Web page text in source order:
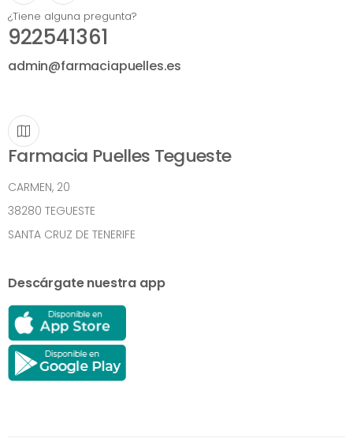
¿Tiene alguna pregunta?
922541361
admin@farmaciapuelles.es
Farmacia Puelles Tegueste
CARMEN, 20
38280 TEGUESTE
SANTA CRUZ DE TENERIFE
Descárgate nuestra app